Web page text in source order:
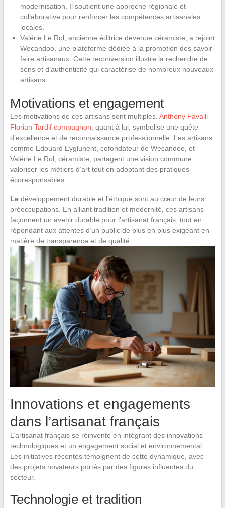
modernisation. Il soutient une approche régionale et
collaborative pour renforcer les compétences artisanales
locales.
Valérie Le Rol, ancienne éditrice devenue céramiste, a rejoint
Wecandoo, une plateforme dédiée à la promotion des savoir-
faire artisanaux. Cette reconversion illustre la recherche de
sens et d’authenticité qui caractérise de nombreux nouveaux
artisans.
Motivations et engagement
Les motivations de ces artisans sont multiples. Anthony Favalli
Florian Tardif compagnon , quant à lui, symbolise une quête
d’excellence et de reconnaissance professionnelle. Les artisans
comme Edouard Eyglunent, cofondateur de Wecandoo, et
Valérie Le Rol, céramiste, partagent une vision commune :
valoriser les métiers d’art tout en adoptant des pratiques
écoresponsables.
Ledéveloppement durable et l’éthique sont au cœur de leurs
préoccupations. En alliant tradition et modernité, ces artisans
façonnent un avenir durable pour l’artisanat français, tout en
répondant aux attentes d’un public de plus en plus exigeant en
matière de transparence et de qualité.
Innovations et engagements
dans l’artisanat français
L’artisanat français se réinvente en intégrant des innovations
technologiques et un engagement social et environnemental.
Les initiatives récentes témoignent de cette dynamique, avec
des projets novateurs portés par des figures influentes du
secteur.
Technologie et tradition